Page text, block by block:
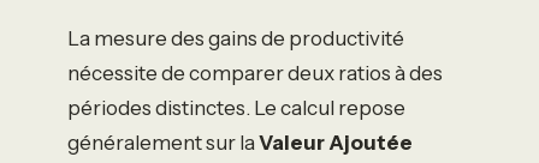
La mesure des gains de productivité
nécessite de comparer deux ratios à des
périodes distinctes. Le calcul repose
généralement sur la Valeur Ajoutée